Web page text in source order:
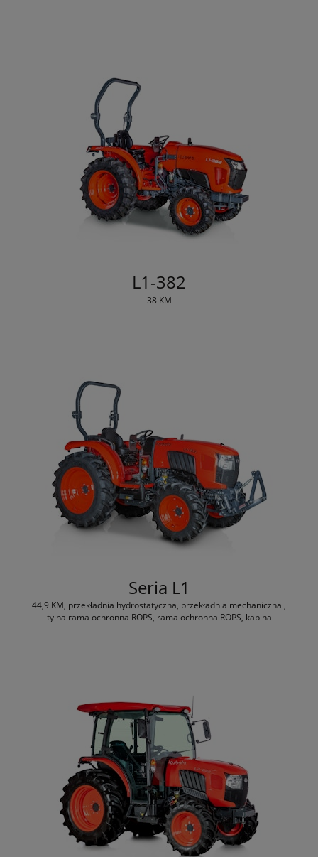
L1-382
38 KM
Seria L1
44,9 KM, przekładnia hydrostatyczna, przekładnia mechaniczna ,
tylna rama ochronna ROPS, rama ochronna ROPS, kabina